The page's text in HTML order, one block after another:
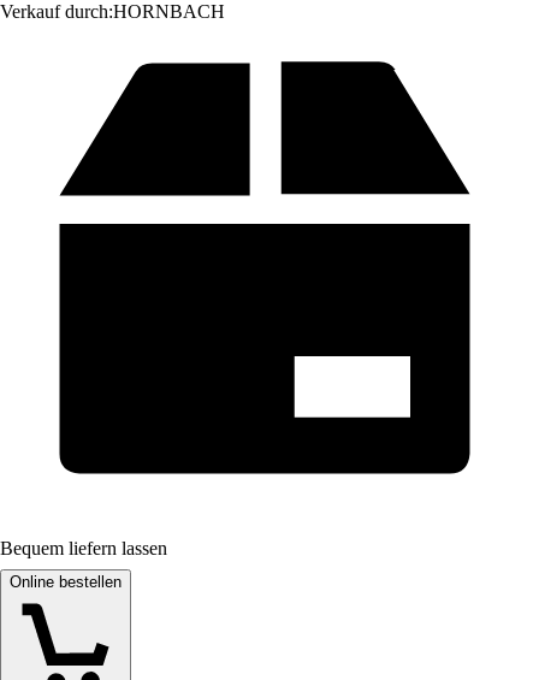
Verkauf durch:HORNBACH
Bequem liefern lassen
Online bestellen